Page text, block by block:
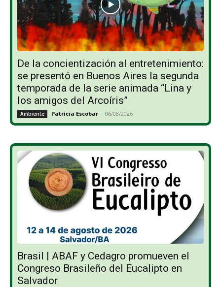
De la concientización al entretenimiento:
se presentó en Buenos Aires la segunda
temporada de la serie animada “Lina y
los amigos del Arcoíris”
Ambiente Patricia Escobar - 06/08/2026
Brasil | ABAF y Cedagro promueven el
Congreso Brasileño del Eucalipto en
Salvador